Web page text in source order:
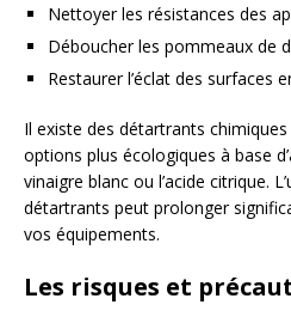
Nettoyer les résistances des
Déboucher les pommeaux de
Restaurer l’éclat des surfaces
Il existe des détartrants
options plus écologiques à base
vinaigre blanc ou l’acide citrique.
détartrants peut prolonger
vos équipements.
Les risques et